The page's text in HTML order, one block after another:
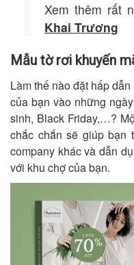
Xem thêm rất
Khai Trương
Mẫu tờ rơi khuyến
Làm thế nào đặt hấp
của bạn vào những
sinh, Black Friday,…?
chắc chắn sẽ giúp bạn
company khác và dẫn
với khu chợ của bạn.